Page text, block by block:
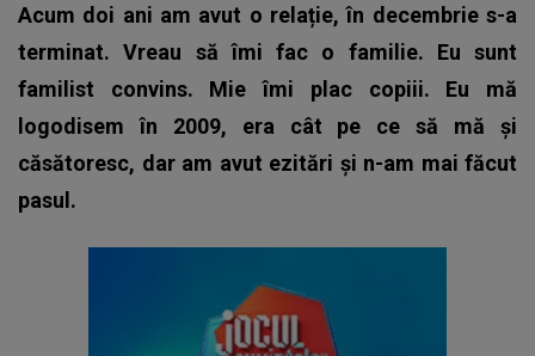
Acum doi ani am avut o relație, în decembrie s-a
terminat. Vreau să îmi fac o familie. Eu sunt
familist convins. Mie îmi plac copiii. Eu mă
logodisem în 2009, era cât pe ce să mă și
căsătoresc, dar am avut ezitări și n-am mai făcut
pasul.